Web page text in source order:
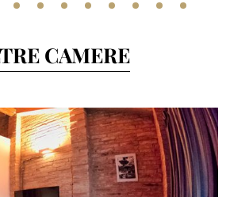
CAMERE